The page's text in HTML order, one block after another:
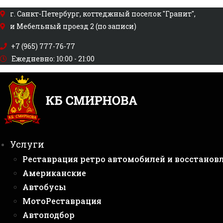
Перейти
к
г. Санкт-Петербург, коттеджный поселок "Гранит",
и Мебельный проезд 2 (по записи)
+7 (965) 777-76-77
Ежедневно: 10:00 - 21:00
Услуги
Реставрация ретро автомобилей и
Американские
Автобусы
МотоРеставрация
Автоподбор